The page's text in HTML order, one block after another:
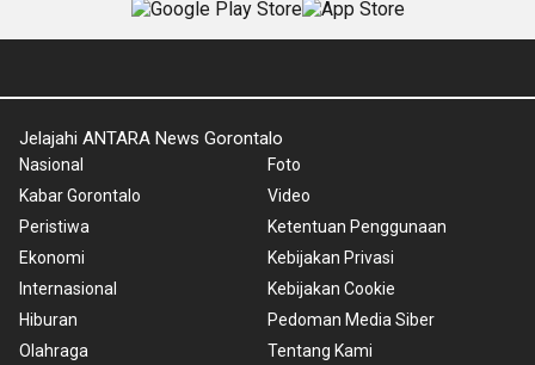
Jelajahi ANTARA News Gorontalo
Nasional
Kabar Gorontalo
Peristiwa
Ekonomi
Internasional
Hiburan
Olahraga
Foto
Video
Ketentuan Penggunaan
Kebijakan Privasi
Kebijakan Cookie
Pedoman Media Siber
Tentang Kami